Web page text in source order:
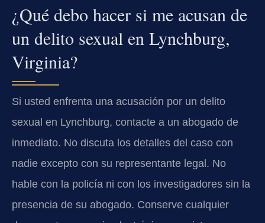
¿Qué debo hacer si me acusan de
un delito sexual en Lynchburg,
Virginia?
Si usted enfrenta una acusación por un delito
sexual en Lynchburg, contacte a un abogado de
inmediato. No discuta los detalles del caso con
nadie excepto con su representante legal. No
hable con la policía ni con los investigadores sin la
presencia de su abogado. Conserve cualquier